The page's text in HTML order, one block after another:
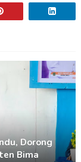
Dorong
Bima